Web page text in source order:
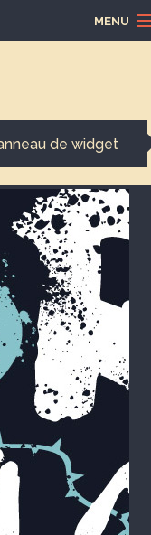
MENU
de widget